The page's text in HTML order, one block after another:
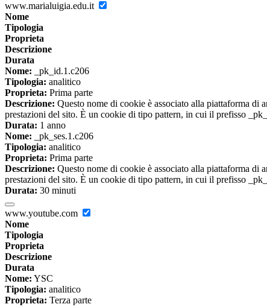
www.marialuigia.edu.it
Nome
Tipologia
Proprieta
Descrizione
Durata
Nome: _pk_id.1.c206
Tipologia: analitico
Proprieta: Prima parte
Descrizione: Questo nome di cookie è associato alla piattaforma
prestazioni del sito. È un cookie di tipo pattern, in cui il prefisso
Durata: 1 anno
Nome: _pk_ses.1.c206
Tipologia: analitico
Proprieta: Prima parte
Descrizione: Questo nome di cookie è associato alla piattaforma
prestazioni del sito. È un cookie di tipo pattern, in cui il prefisso
Durata: 30 minuti
www.youtube.com
Nome
Tipologia
Proprieta
Descrizione
Durata
Nome: YSC
Tipologia: analitico
Proprieta: Terza parte